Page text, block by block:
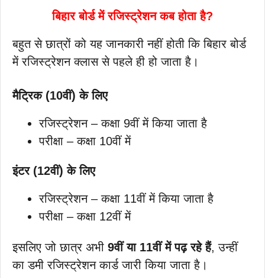
बिहार बोर्ड में रजिस्ट्रेशन कब होता है?
बहुत से छात्रों को यह जानकारी नहीं होती कि बिहार बोर्ड
में रजिस्ट्रेशन क्लास से पहले ही हो जाता है।
मैट्रिक (10वीं) के लिए
रजिस्ट्रेशन – कक्षा 9वीं में किया जाता है
परीक्षा – कक्षा 10वीं में
इंटर (12वीं) के लिए
रजिस्ट्रेशन – कक्षा 11वीं में किया जाता है
परीक्षा – कक्षा 12वीं में
इसलिए जो छात्र अभी 9वीं या 11वीं में पढ़ रहे हैं, उन्हीं
का डमी रजिस्ट्रेशन कार्ड जारी किया जाता है।